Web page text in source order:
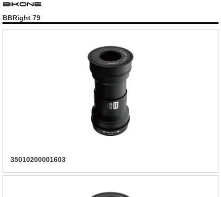
BBRight 79
35010200001603